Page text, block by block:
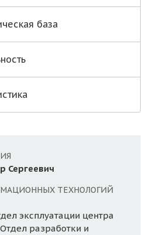
база
Сергеевич
ТЕХНОЛОГИЙ
эксплуатации центра
разработки и